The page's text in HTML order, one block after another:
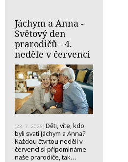
Jáchym a Anna -
Světový den
prarodičů - 4.
neděle v červenci
(23. 7. 2026) Děti, víte, kdo
byli svatí Jáchym a Anna?
Každou čtvrtou neděli v
červenci si připomínáme
naše prarodiče, tak…